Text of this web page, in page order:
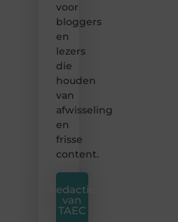
voor
bloggers
en
lezers
die
houden
van
afwisseling
en
frisse
content.
Redactie
van
TAEC